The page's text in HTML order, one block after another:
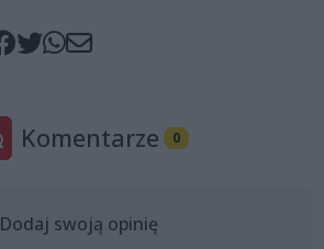
Komentarze 0
Dodaj swoją opinię